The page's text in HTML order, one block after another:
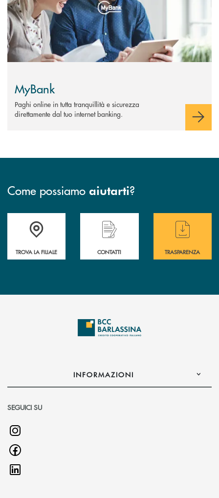
MyBank
Paghi online in tutta tranquillità e sicurezza
direttamente dal tuo internet banking.
Come possiamo aiutarti?
Accedi all' elenco completo delle filiali di BCC Barlassina.
TROVA LA FILIALE
Hai bisogno di assistenza immediata ?
CONTATTI
Hai bisogno di
TRASPARENZA
INFORMAZIONI
SEGUICI SU